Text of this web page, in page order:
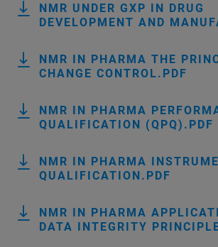
NMR UNDER GXP IN DRUG
DEVELOPMENT AND
NMR IN PHARMA THE
CHANGE CONTROL.PDF
NMR IN PHARMA
QUALIFICATION (QPQ).PDF
NMR IN PHARMA
QUALIFICATION.PDF
NMR IN PHARMA
DATA INTEGRITY